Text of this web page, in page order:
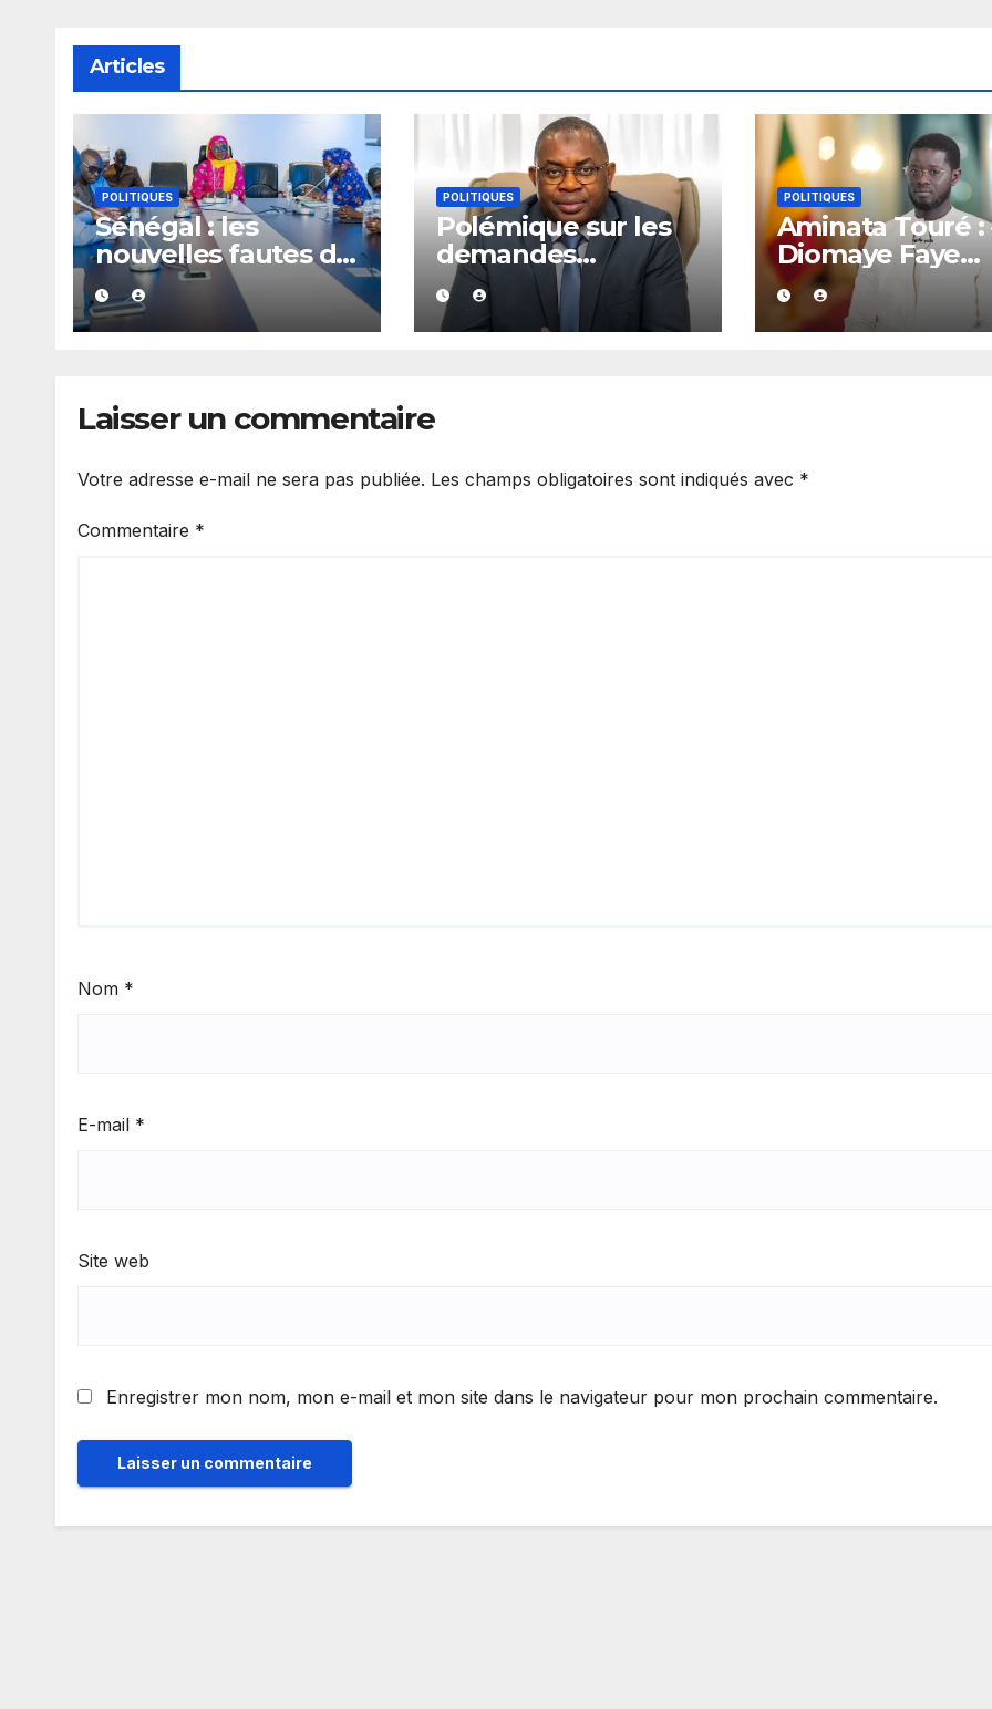
Articles
POLITIQUES
Sénégal : les
nouvelles fautes de
langage d’Amy
Mara provoquent
des réactions sur
POLITIQUES
Polémique sur les
demandes
d’explications :
Kiiray de Kolda
apporte son soutien
POLITIQUES
Aminata Touré :
Diomaye Faye
dispose de toute
l’année 2027
organiser les
Laisser un commentaire
Votre adresse e-mail ne sera pas publiée. Les champs obligatoires sont indiqués avec *
Commentaire *
Nom *
E-mail *
Site web
Enregistrer mon nom, mon e-mail et mon site dans le navigateur pour mon prochain commentaire.